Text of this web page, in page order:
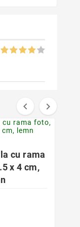
 
cu rama
x 4 cm,